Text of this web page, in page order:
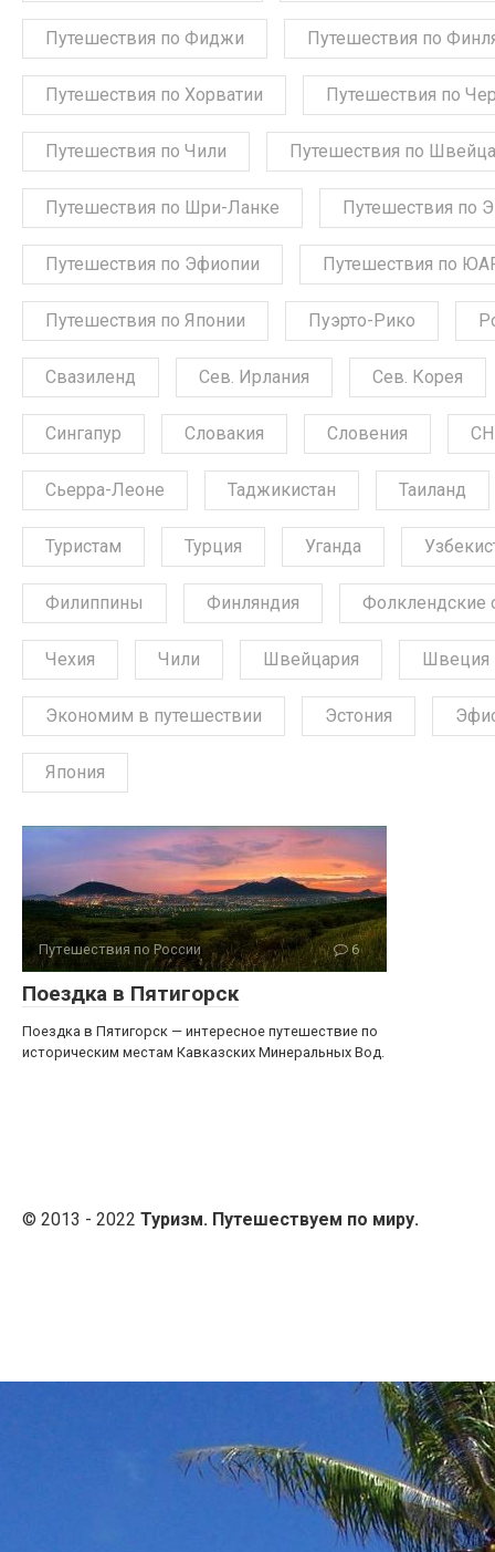
Путешествия по Фиджи Путешествия по
Путешествия по Хорватии Путешествия по
Путешествия по Чили Путешествия по
Путешествия по Шри-Ланке Путешествия по
Путешествия по Эфиопии Путешествия по
Путешествия по Японии Пуэрто-Рико
Свазиленд Сев. Ирлания Сев. Корея
Сингапур Словакия Словения
Сьерра-Леоне Таджикистан Таиланд
Туристам Турция Уганда
Филиппины Финляндия Фолклендские
Чехия Чили Швейцария Швеция
Экономим в путешествии Эстония
Япония
Путешествия по России 6
Поездка в Пятигорск
Поездка в Пятигорск — интересное путешествие по
историческим местам Кавказских Минеральных Вод.
© 2013 - 2022 Туризм. Путешествуем по миру.